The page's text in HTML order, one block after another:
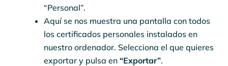
“Personal”.
Aquí se nos muestra una pantalla con todos
los certificados personales instalados en
nuestro ordenador. Selecciona el que quieres
exportar y pulsa en “Exportar”.